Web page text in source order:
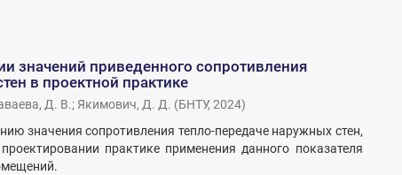
значений приведенного сопротивления
в проектной практике
Д. В.; Якимович, Д. Д. (БНТУ, 2024)
значения сопротивления тепло-передаче наружных стен,
практике применения данного показателя